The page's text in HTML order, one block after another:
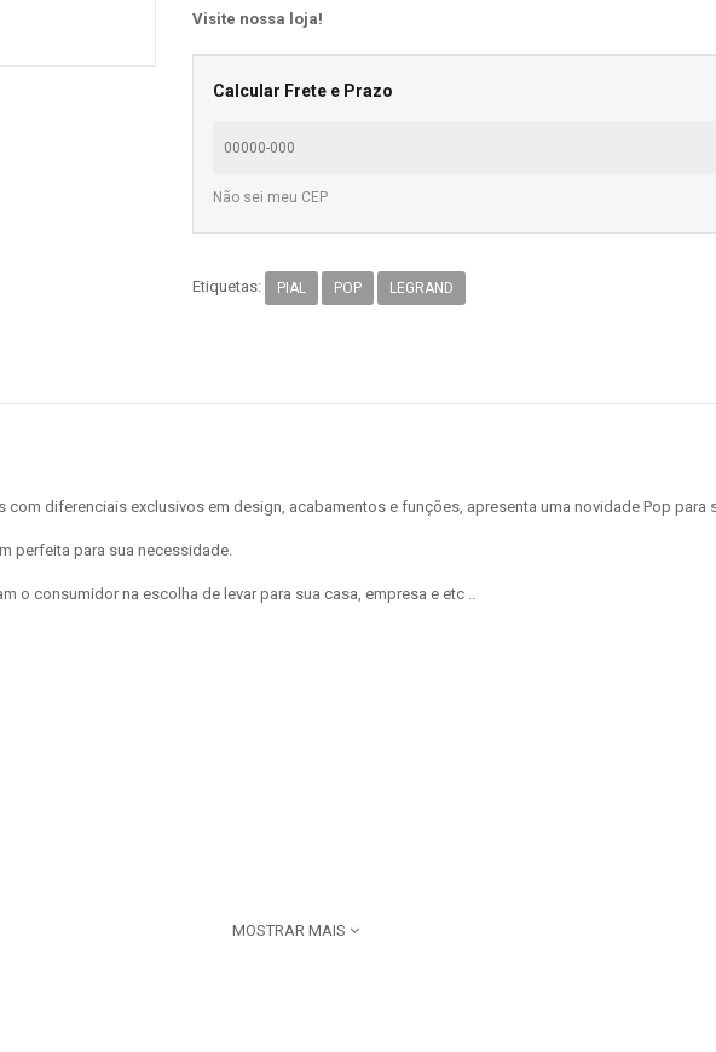
Visite nossa loja!
Calcular Frete e Prazo
Não sei meu CEP
Etiquetas: PIAL POP LEGRAND
com diferenciais exclusivos em design, acabamentos e funções, apresenta uma novidade Pop para
perfeita para sua necessidade.
o consumidor na escolha de levar para sua casa, empresa e etc ..
MOSTRAR MAIS